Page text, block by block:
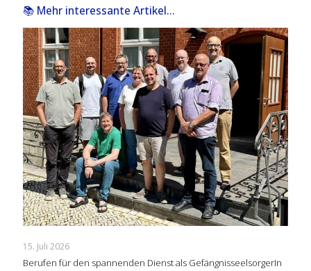
📚 Mehr interessante Artikel...
15. Juli 2026
Berufen für den spannenden Dienst als GefängnisseelsorgerIn